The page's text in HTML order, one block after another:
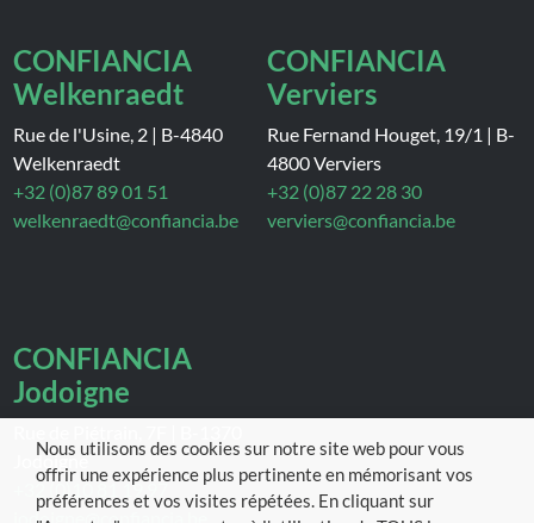
CONFIANCIA
Welkenraedt
Rue de l'Usine, 2 | B-4840
Welkenraedt
+32 (0)87 89 01 51
welkenraedt@confiancia.be
CONFIANCIA
Verviers
Rue Fernand Houget, 19/1 | B-
4800 Verviers
+32 (0)87 22 28 30
verviers@confiancia.be
CONFIANCIA
Jodoigne
Jodoigne
+32 (0)10 81 19 97
jodoigne@confiancia.be
Nous utilisons des cookies sur notre site web pour vous
offrir une expérience plus pertinente en mémorisant vos
préférences et vos visites répétées. En cliquant sur